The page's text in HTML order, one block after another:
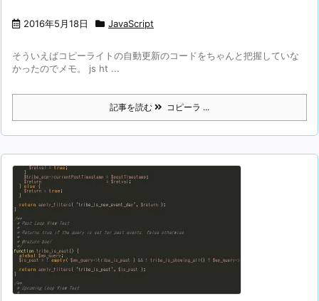
2016年5月18日 JavaScript
そういえばコピーライトの自動更新のコードをちゃんと把握していな
かったのでメモ。 js ht ...
記事を読む コピーラ ...